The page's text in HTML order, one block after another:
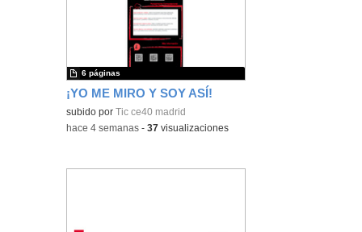
¡YO ME MIRO Y SOY ASÍ!
subido por Tic ce40 madrid
6 páginas
-hace 4 semanas -37 visualizaciones